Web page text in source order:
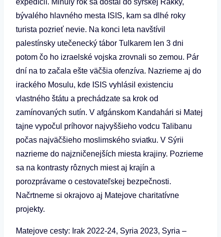
expedícií. Minulý rok sa dostal do sýrskej Rakky,
bývalého hlavného mesta ISIS, kam sa dlhé roky
turista pozrieť nevie. Na konci leta navštívil
palestínsky utečenecký tábor Tulkarem len 3 dni
potom čo ho izraelské vojska zrovnali so zemou. Pár
dní na to začala ešte väčšia ofenzíva. Nazrieme aj do
irackého Mosulu, kde ISIS vyhlásil existenciu
vlastného štátu a prechádzate sa krok od
zamínovaných sutín. V afgánskom Kandahári si Matej
tajne vypočul príhovor najvyššieho vodcu Talibanu
počas najväčšieho moslimského sviatku. V Sýrii
nazrieme do najzničenejších miesta krajiny. Pozrieme
sa na kontrasty rôznych miest aj krajín a
porozprávame o cestovateľskej bezpečnosti.
Načrtneme si okrajovo aj Matejove charitatívne
projekty.
Matejove cesty: Irak 2022-24, Syria 2023, Syria –